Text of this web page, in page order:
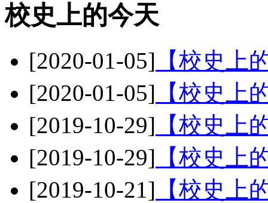
校史上的今天
[2020-01-05] 【校史上
[2020-01-05] 【校史上
[2019-10-29] 【校史上
[2019-10-29] 【校史上
[2019-10-21] 【校史上